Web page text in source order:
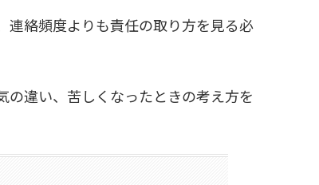
連絡頻度よりも責任の取り方を見る必
の違い、苦しくなったときの考え方を